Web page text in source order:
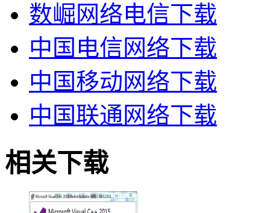
数崛网络电信下载
中国电信网络下载
中国移动网络下载
中国联通网络下载
相关下载